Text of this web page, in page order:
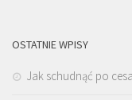
OSTATNIE WPISY
Jak schudnąć po